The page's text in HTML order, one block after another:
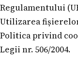
Regulamentului
Utilizarea
Politica privind
Legii nr. 506/2004.